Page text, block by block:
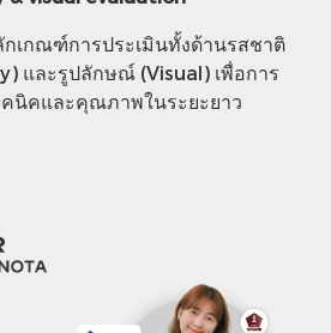
กเกณฑ์การประเมินทั้งด้านรสชาติ
และรูปลักษณ์ (Visual) เพื่อการ
นิคและคุณภาพในระยะยาว